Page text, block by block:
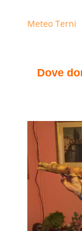
Meteo Terni
Dove